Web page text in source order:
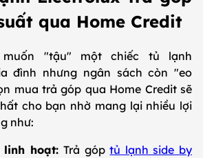
qua Home Credit
"tậu" một chiếc tủ lạnh
đình nhưng ngân sách còn "eo
mua trả góp qua Home Credit sẽ
cho bạn nhờ mang lại nhiều lợi
như:
linh hoạt:Trả góptủ lạnh side by